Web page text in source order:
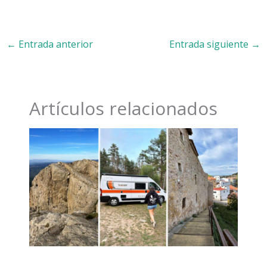
← Entrada anterior Entrada siguiente →
Artículos relacionados